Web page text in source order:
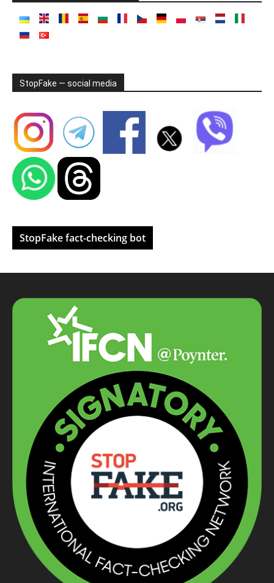
StopFake — social media
StopFake fact-checking bot